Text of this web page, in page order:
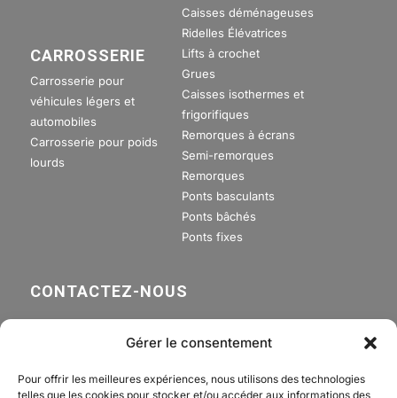
Gérer le consentement
Pour offrir les meilleures expériences, nous utilisons des technologies
telles que les cookies pour stocker et/ou accéder aux informations des
CARROSSERIE
Carrosserie pour
véhicules légers et
automobiles
Carrosserie pour poids
lourds
Caisses déménageuses
Ridelles Élévatrices
Lifts à crochet
Grues
Caisses isothermes et
frigorifiques
Remorques à écrans
Semi-remorques
Remorques
Ponts basculants
Ponts bâchés
Ponts fixes
CONTACTEZ-NOUS
APPELEZ-NOUS